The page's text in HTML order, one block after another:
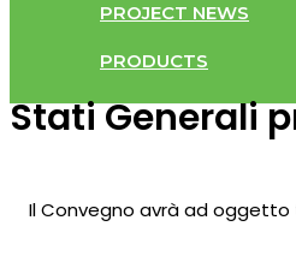
PROJECT NEWS
PRODUCTS
Stati Generali
Il Convegno avrà ad oggetto